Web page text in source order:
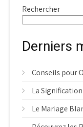
Rechercher
Derniers
Conseils pour
La
Le Mariage